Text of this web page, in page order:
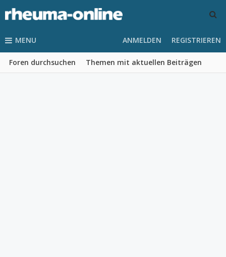
MENU
Foren durchsuchen Themen mit aktuellen Beiträgen
ANMELDEN REGISTRIEREN